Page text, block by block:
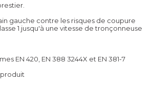
gauche contre les risques de coupure
1 jusqu'à une vitesse de tronçonneuse
EN 420, EN 388 3244X et EN 381-7